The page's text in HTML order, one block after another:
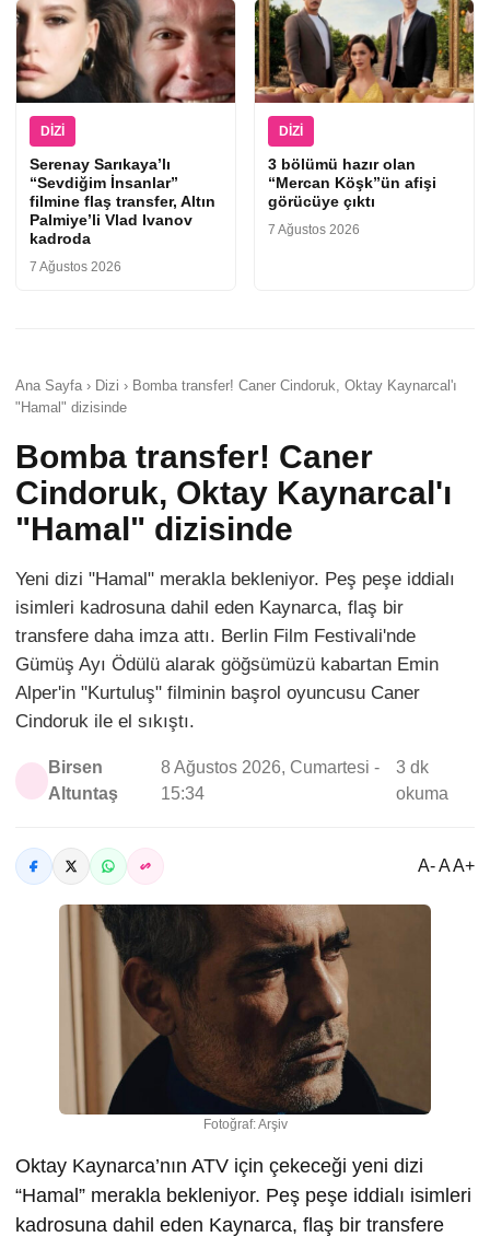
DIZI
Serenay Sarıkaya’lı
“Sevdiğim İnsanlar”
filmine flaş transfer, Altın
Palmiye’li Vlad Ivanov
kadroda
7 Ağustos 2026
DIZI
3 bölümü hazır olan
“Mercan Köşk”ün afişi
görücüye çıktı
7 Ağustos 2026
Ana Sayfa › Dizi › Bomba transfer! Caner Cindoruk, Oktay Kaynarcal'ı
"Hamal" dizisinde
Bomba transfer! Caner
Cindoruk, Oktay Kaynarcal'ı
"Hamal" dizisinde
Yeni dizi "Hamal" merakla bekleniyor. Peş peşe iddialı
isimleri kadrosuna dahil eden Kaynarca, flaş bir
transfere daha imza attı. Berlin Film Festivali'nde
Gümüş Ayı Ödülü alarak göğsümüzü kabartan Emin
Alper'in "Kurtuluş" filminin başrol oyuncusu Caner
Cindoruk ile el sıkıştı.
Birsen
Altuntaş
8 Ağustos 2026, Cumartesi -
15:34
3 dk
okuma
A- A A+
Fotoğraf: Arşiv
Oktay Kaynarca’nın ATV için çekeceği yeni dizi
“Hamal” merakla bekleniyor. Peş peşe iddialı isimleri
kadrosuna dahil eden Kaynarca, flaş bir transfere